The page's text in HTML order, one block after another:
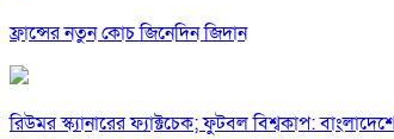
ফ্রান্সের নতুন কোচ জিনেদিন জিদান
রিউমর স্ক্যানারের ফ্যাক্টচেক; ফুটবল বিশ্বকাপ: